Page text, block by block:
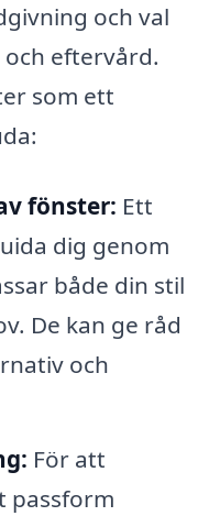
och val
eftervård.
som ett
fönster: Ett
dig genom
både din stil
De kan ge råd
och
För att
passform